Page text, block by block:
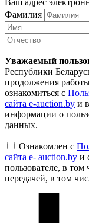
Фамилия
Уважаемый
Республики
продолжения
ознакомиться с
сайта e-auction.by и
информации о
данных.
Ознакомлен с
сайта e- auction.by и
пользователе, в
передачей, в том